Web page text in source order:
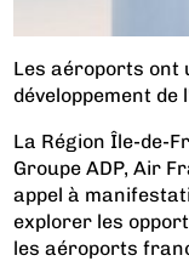
Les aéroports ont
développement
La Région Île-de-
Groupe ADP, Air
appel à
explorer les
les aéroports